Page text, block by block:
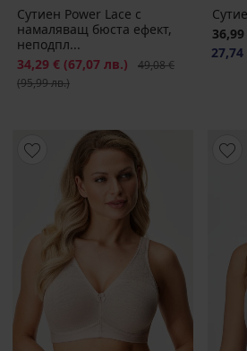
Сутиен Power Lace с
намаляващ бюста ефект,
неподпл...
Намаление
34,29 € (67,07 лв.) Първоначална цена
49,08 €
(95,99 лв.)
27,74